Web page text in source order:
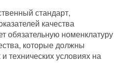
стандарт,
качества
обязательную номенклатуру
которые должны
технических условиях на